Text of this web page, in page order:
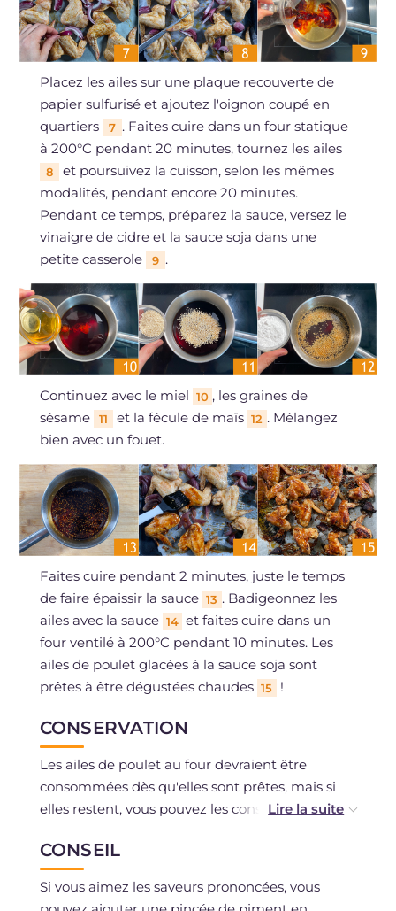
Placez les ailes sur une plaque recouverte de
papier sulfurisé et ajoutez l'oignon coupé en
quartiers
7 . Faites cuire dans un four statique
à 200°C pendant 20 minutes, tournez les ailes
8
et poursuivez la cuisson, selon les mêmes
modalités, pendant encore 20 minutes.
Pendant ce temps, préparez la sauce, versez le
vinaigre de cidre et la sauce soja dans une
petite casserole
9 .
Continuez avec le miel 10 , les graines de
sésame
11 et la fécule de maïs 12 . Mélangez
bien avec un fouet.
Faites cuire pendant 2 minutes, juste le temps
de faire épaissir la sauce 13 . Badigeonnez les
ailes avec la sauce 14 et faites cuire dans un
four ventilé à 200°C pendant 10 minutes. Les
ailes de poulet glacées à la sauce soja sont
prêtes à être dégustées chaudes 15 !
CONSERVATION
Les ailes de poulet au four devraient être
consommées dès qu'elles sont prêtes, mais si
elles restent, vous pouvez les conserver au
1 jour. Nous déconseillons la congélation.
CONSEIL
Si vous aimez les saveurs prononcées, vous